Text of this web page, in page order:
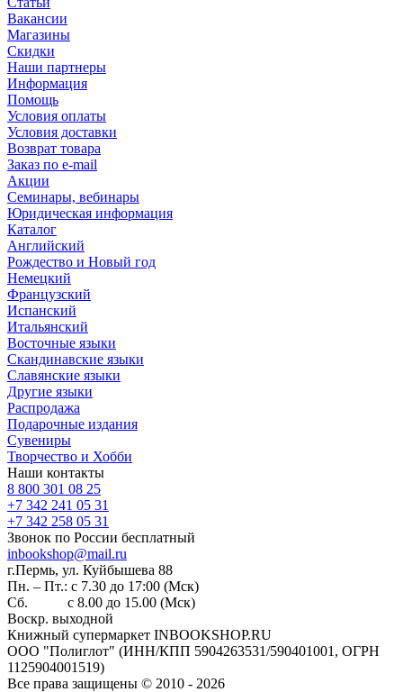
Вакансии
Магазины
Скидки
Наши партнеры
Информация
Помощь
Условия оплаты
Условия доставки
Возврат товара
Заказ по e-mail
Акции
Семинары, вебинары
Юридическая информация
Каталог
Английский
Рождество и Новый год
Немецкий
Французский
Испанский
Итальянский
Восточные языки
Скандинавские языки
Славянские языки
Другие языки
Распродажа
Подарочные издания
Сувениры
Творчество и Хобби
Наши контакты
8 800 301 08 25
+7 342 241 05 31
+7 342 258 05 31
Звонок по России бесплатный
inbookshop@mail.ru
г.Пермь, ул. Куйбышева 88
Пн. – Пт.: с 7.30 до 17:00 (Мск)
Сб. с 8.00 до 15.00 (Мск)
Воскр. выходной
Книжный супермаркет INBOOKSHOP.RU
ООО "Полиглот" (ИНН/КПП 5904263531/590401001, ОГРН
1125904001519)
Все права защищены © 2010 - 2026